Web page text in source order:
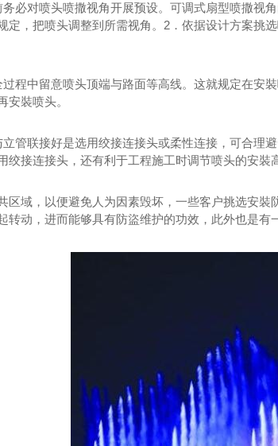
对喷头喷撒视角开展预设。可调式扇型喷撒视角
定，把喷头调整到所需视角。2．依据设计方案挑
中留意喷头顶端与路面等高线。这就规定在安裝
安裝喷头。
联接好是选用绞接连接头或柔性连接，可合理
绞接连接头，还有利于工程施工时调节喷头的安裝
域，以便避免人为因素毁坏，一些客户挑选安裝
转动，进而能够具有防盜维护的功效，此外也是有